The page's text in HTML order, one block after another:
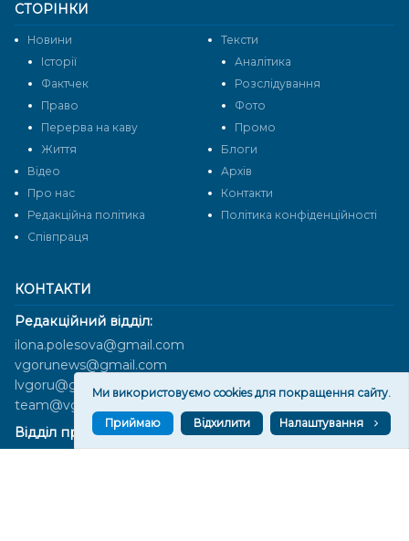
КОНТАКТИ
Редакційний відділ:
ilona.polesova@gmail.com
vgorunews@gmail.com
lvgoru@gmail.com
team@vgoru.org
Відділ продажів:
СТОРІНКИ
Новини
Тексти
Історії
Аналітика
Фактчек
Розслідування
Право
Фото
Перерва на каву
Промо
Життя
Блоги
Відео
Архів
Про нас
Контакти
Редакційна політика
Політика конфіденційності
Cпівпраця
Ми використовуємо cookies для покращення сайту.
Приймаю Відхилити Налаштування